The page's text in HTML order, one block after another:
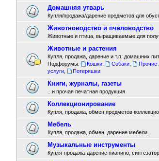
Домашняя утварь
Купля/продажа/дарение предметов для
Животноводство и пчеловодство
Животные и птица, выращиваемые для
Животные и растения
Купля, продажа, дарение и т.п. домашних
Подфорумы:
Кошки Собаки Прочие
услуги, Потеряшки
Книги, журналы, газеты
...и прочая печатная продукция
Коллекционирование
Купля, продажа, обмен предметов
Мебель
Купля, продажа, обмен, дарение мебели.
Музыкальные инструменты
Купля-продажа-дарение пианино,